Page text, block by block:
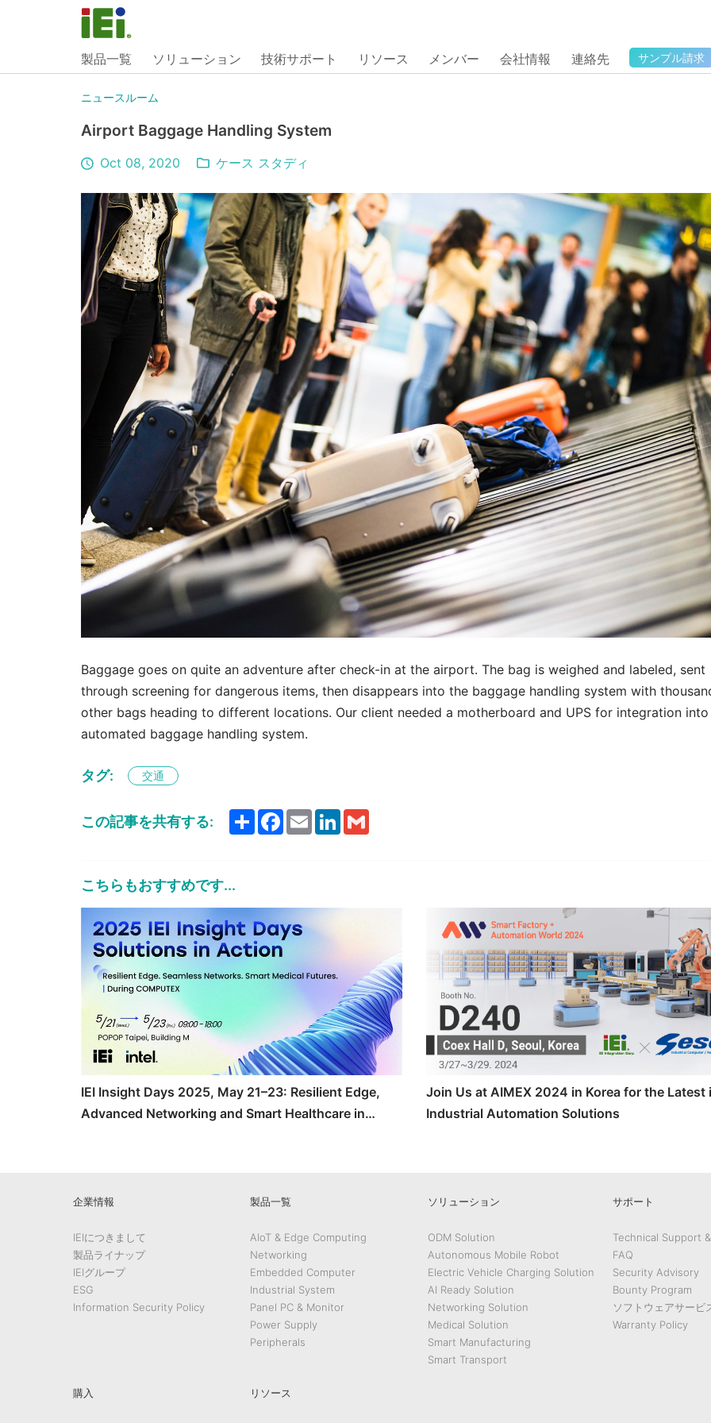
製品一覧 ソリューション 技術サポート リソース メンバー 会社情報 連絡先 サンプル請求
ニュースルーム
Airport Baggage Handling System
Oct 08, 2020 ケース スタディ
Baggage goes on quite an adventure after check-in at the airport. The bag is weighed and labeled, sent
through screening for dangerous items, then disappears into the baggage handling system with
other bags heading to different locations. Our client needed a motherboard and UPS for integration
automated baggage handling system.
タグ: 交通
この記事を共有する: ShareFacebook
EmailLinkedInGmail
こちらもおすすめです...
IEI Insight Days 2025, May 21–23: Resilient Edge,
Advanced Networking and Smart Healthcare in
Join Us at AIMEX 2024 in Korea for the Latest
Industrial Automation Solutions
企業情報
IEIにつきまして
製品ライナップ
IEIグループ
ESG
Information Security Policy
製品一覧
AIoT & Edge Computing
Networking
Embedded Computer
Industrial System
Panel PC & Monitor
Power Supply
Peripherals
ソリューション
ODM Solution
Autonomous Mobile Robot
Electric Vehicle Charging Solution
AI Ready Solution
Networking Solution
Medical Solution
Smart Manufacturing
Smart Transport
サポート
Technical Support
FAQ
Security Advisory
Bounty Program
ソフトウェアサービ
Warranty Policy
購入 リソース